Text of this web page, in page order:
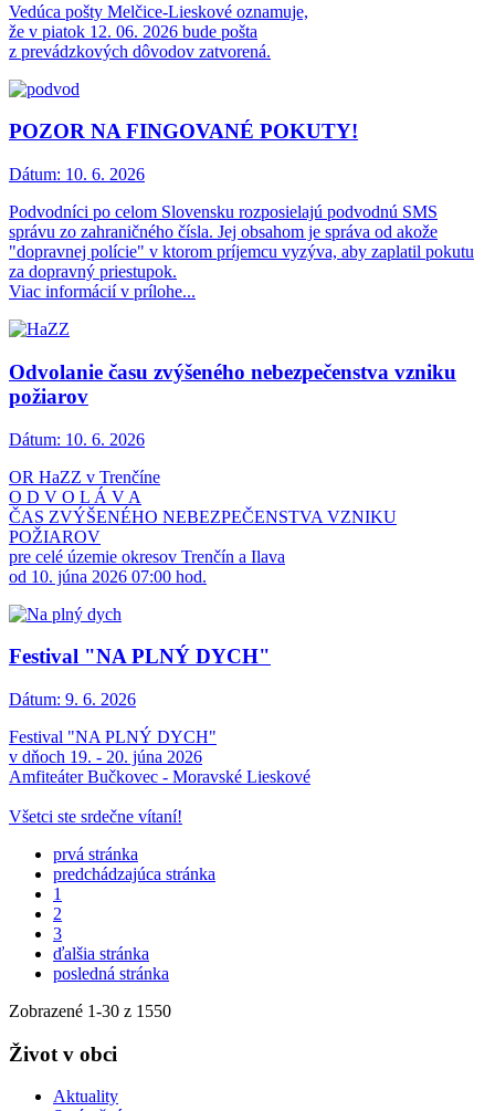
Vedúca pošty Melčice-Lieskové oznamuje,
že v piatok 12. 06. 2026 bude pošta
z prevádzkových dôvodov zatvorená.
POZOR NA FINGOVANÉ POKUTY!
Dátum: 10. 6. 2026
Podvodníci po celom Slovensku rozposielajú podvodnú SMS
správu zo zahraničného čísla. Jej obsahom je správa od akože
"dopravnej polície" v ktorom príjemcu vyzýva, aby zaplatil pokutu
za dopravný priestupok.
Viac informácií v prílohe...
Odvolanie času zvýšeného nebezpečenstva vzniku
požiarov
Dátum: 10. 6. 2026
OR HaZZ v Trenčíne
O D V O L Á V A
ČAS ZVÝŠENÉHO NEBEZPEČENSTVA VZNIKU
POŽIAROV
pre celé územie okresov Trenčín a Ilava
od 10. júna 2026 07:00 hod.
Festival "NA PLNÝ DYCH"
Dátum: 9. 6. 2026
Festival "NA PLNÝ DYCH"
v dňoch 19. - 20. júna 2026
Amfiteáter Bučkovec - Moravské Lieskové
Všetci ste srdečne vítaní!
prvá stránka
predchádzajúca stránka
1
2
3
ďalšia stránka
posledná stránka
Zobrazené 1-30 z 1550
Život v obci
Aktuality